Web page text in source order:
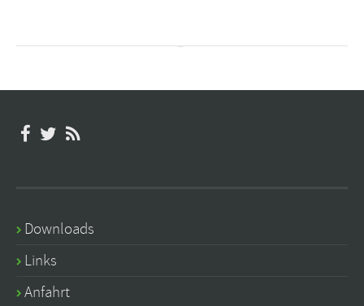
Downloads
Links
Anfahrt